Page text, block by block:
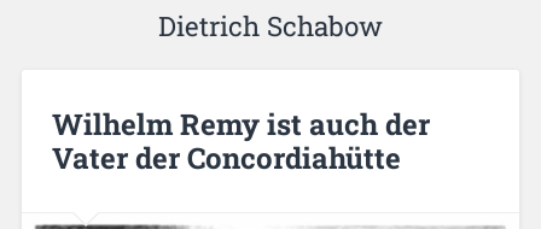
Dietrich Schabow
Wilhelm Remy ist auch der
Vater der Concordiahütte